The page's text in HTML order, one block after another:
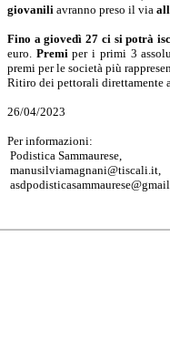
giovanili avranno preso il via
Fino a giovedì 27 ci si potrà
euro. Premiper i primi 3
premi per le società più
Ritiro dei pettorali direttamente
26/04/2023
Per informazioni:
Podistica Sammaurese,
manusilviamagnani@tiscali.it,